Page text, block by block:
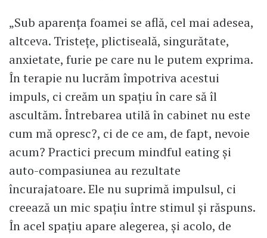
„Sub aparența foamei se află, cel mai adesea,
altceva. Tristețe, plictiseală, singurătate,
anxietate, furie pe care nu le putem exprima.
În terapie nu lucrăm împotriva acestui
impuls, ci creăm un spațiu în care să îl
ascultăm. Întrebarea utilă în cabinet nu este
cum mă opresc?, ci de ce am, de fapt, nevoie
acum? Practici precum mindful eating și
auto-compasiunea au rezultate
încurajatoare. Ele nu suprimă impulsul, ci
creează un mic spațiu între stimul și răspuns.
În acel spațiu apare alegerea, și acolo, de